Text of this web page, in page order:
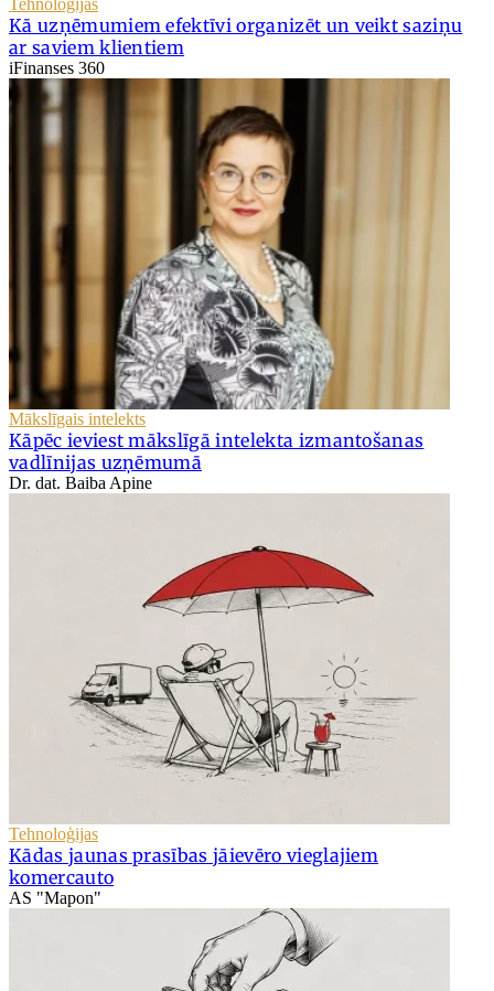
Kā uzņēmumiem efektīvi organizēt un veikt saziņu
ar saviem klientiem
iFinanses 360
Mākslīgais intelekts
Kāpēc ieviest mākslīgā intelekta izmantošanas
vadlīnijas uzņēmumā
Dr. dat. Baiba Apine
Tehnoloģijas
Kādas jaunas prasības jāievēro vieglajiem
komercauto
AS "Mapon"